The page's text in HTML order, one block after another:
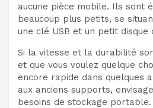
aucune pièce mobile. Ils sont
beaucoup plus petits, se
une clé USB et un petit
Si la vitesse et la durabilité
et que vous voulez quelque
encore rapide dans quelques
aux anciens supports,
besoins de stockage